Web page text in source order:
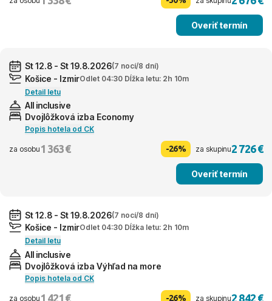
Overiť termín
St 12.8 - St 19.8.2026(7 nocí/8 dní)
Košice - IzmirOdlet 04:30 Dĺžka letu: 2h 10m
Detail letu
All inclusive
Dvojlôžková izba Economy
Popis hotela od CK
za osobu 1 363 € -26% za skupinu2 726 €
Overiť termín
St 12.8 - St 19.8.2026(7 nocí/8 dní)
Košice - IzmirOdlet 04:30 Dĺžka letu: 2h 10m
Detail letu
All inclusive
Dvojlôžková izba Výhľad na more
Popis hotela od CK
za osobu 1 421 € -26% za skupinu2 842 €